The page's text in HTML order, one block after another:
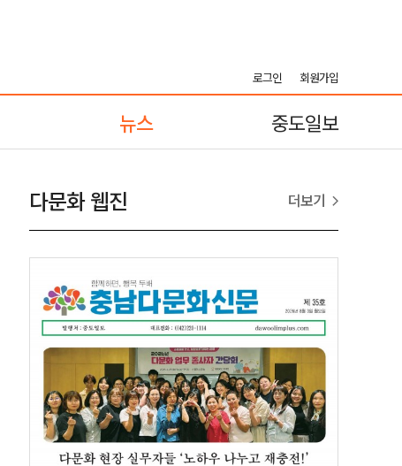
로그인 회원가입
뉴스 중도일보
다문화 웹진 더보기